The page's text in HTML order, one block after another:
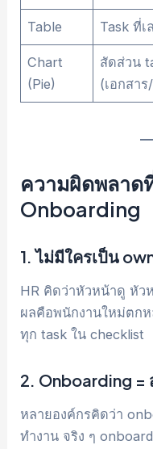
Table Task ที่เ
Chart
(Pie)
สัดส่วน
(เอกสา
ความผิดพลาด
Onboarding
1. ไม่มีใครเป็น
HR คิดว่าหัวหน้าดู หัว
ผลคือพนักงานใหม่ตก
ทุก task ใน checklist
2. Onboarding =
หลายองค์กรคิดว่า
ทำงาน จริง ๆ